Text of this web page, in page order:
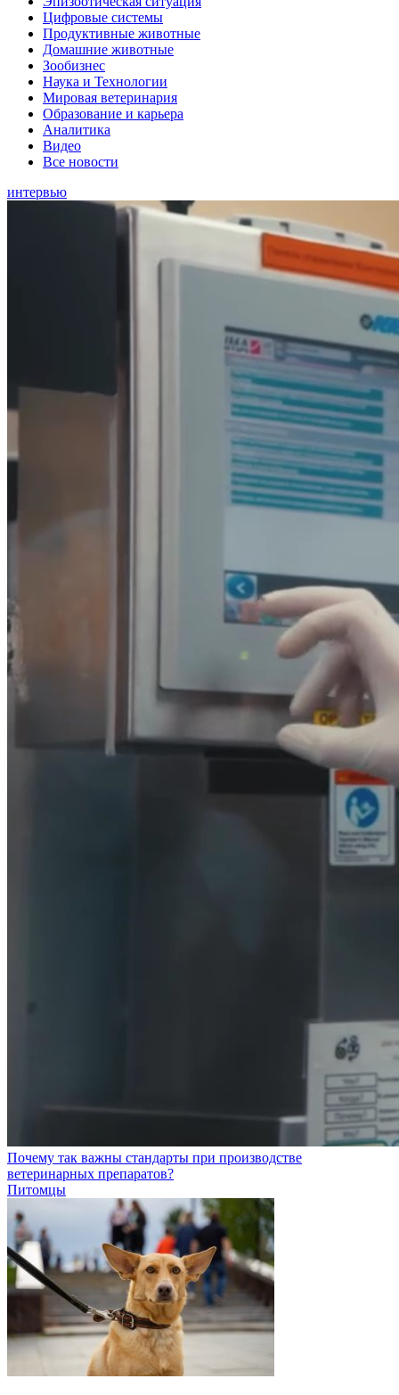
Цифровые системы
Продуктивные животные
Домашние животные
Зообизнес
Наука и Технологии
Мировая ветеринария
Образование и карьера
Аналитика
Видео
Все новости
интервью
Почему так важны стандарты при производстве
ветеринарных препаратов?
Питомцы